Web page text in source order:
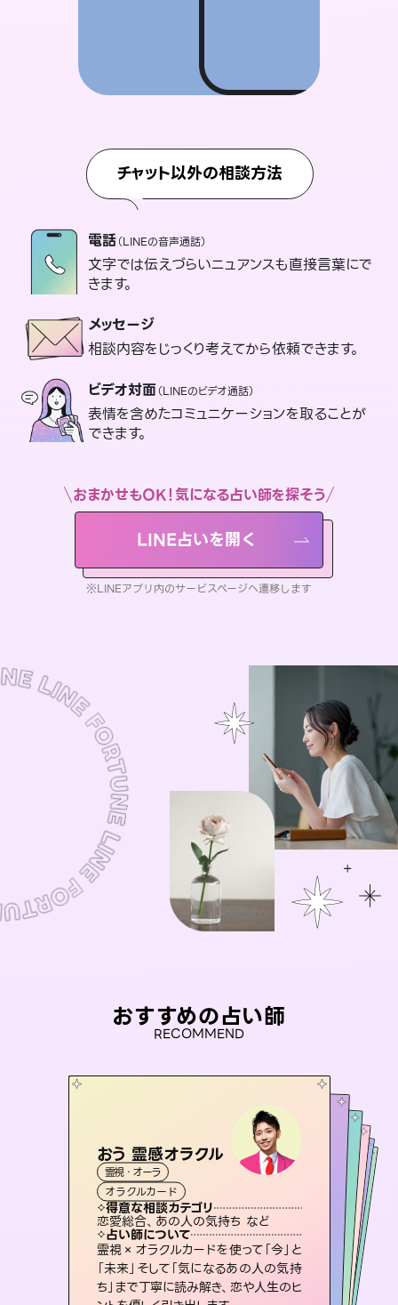
チャット以外の相談方法
電話（LINEの音声通話）
文字では伝えづらいニュアンスも直接言葉にで
きます。
メッセージ
相談内容をじっくり考えてから依頼できます。
ビデオ対面（LINEのビデオ通話）
表情を含めたコミュニケーションを取ることが
できます。
おまかせもOK！気になる占い師を探そう
LINE占いを開く
※LINEアプリ内のサービスページへ遷移します
おすすめの占い師
RECOMMEND
おう 霊感オラクル
霊視・オーラ
オラクルカード
得意な相談カテゴリ
恋愛総合、あの人の気持ち など
占い師について
霊視×オラクルカードを使って「今」と
「未来」そして「気になるあの人の気持
ち」まで丁寧に読み解き、恋や人生のヒ
アイリス -iris-
西洋占星術
ルーン
得意な相談カテゴリ
恋愛総合、片想い、二人の未来 など
占い師について
復縁、恋愛、不倫の行方、同性愛や片
思い、仕事関係や借金問題まで知りた
いことや心の負担になっていることを
彗望
霊視・オーラ
スピリチュアル・リーディング
得意な相談カテゴリ
片想い、あの人の気持ち、復縁 など
占い師について
3,700年以上の歴史を持つ東洋最古の
占術「易占」で詳細まで占い、幸せへ向
かう道筋を示します。厳しい結果にも具
体的な対策をお伝えします。
とうげんみう
霊視・オーラ
スピリチュアル・リーディング
得意な相談カテゴリ
片想い、あの人の気持ち、復縁 など
占い師について
恋愛のお悩みの中でも特に「曖昧な関係」の相談を得意としており、友達以上恋人未満なお相手との今後や本音を丁寧に読み解き恋愛成就へと導きます。
未来視師＊花
スピリチュアル・リーディング
得意な相談カテゴリ
出逢い、片想い、復縁 など
占い師について
未来には何パターンもの選択肢があり
ます。不安で視えにくくなっているあな
たの素敵な未来を見つけ、その未来を
選択できるようアドバイスします。
霊視・オーラ タロット
スピリチュアル・リーディング
得意な相談カテゴリ
片想い、二人の未来、年の差 など
占い師について
連絡再開、復縁、成就などの報告実績
多数。セラピストとして2万超の施術経
験があるからこそできる鑑定で、より良